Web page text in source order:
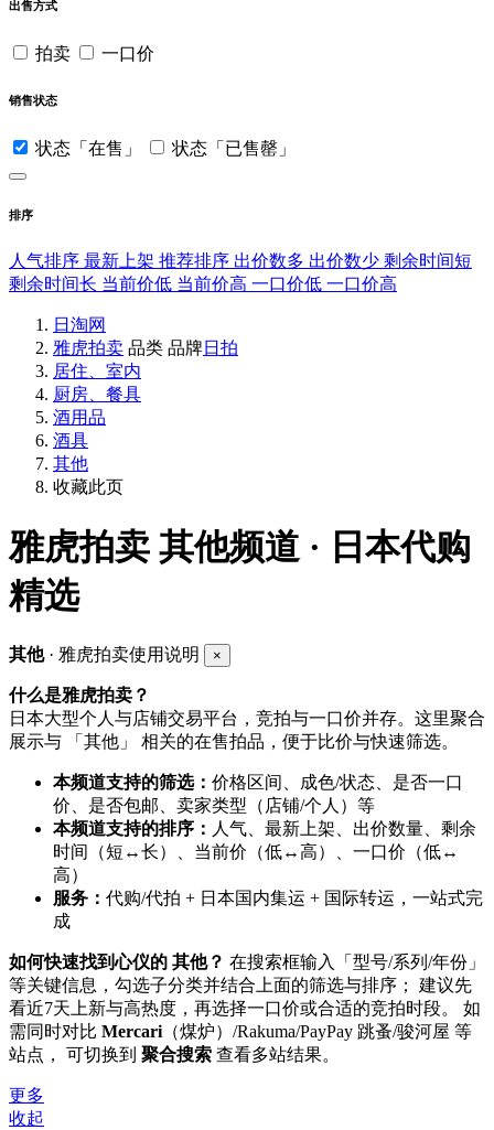
出售方式
拍卖 一口价
销售状态
状态「在售」 状态「已售罄」
排序
人气排序 最新上架 推荐排序 出价数多 出价数少 剩余时间短
剩余时间长 当前价低 当前价高 一口价低 一口价高
日淘网
雅虎拍卖 品类 品牌日拍
居住、室内
厨房、餐具
酒用品
酒具
其他
收藏此页
雅虎拍卖 其他频道 · 日本代购
精选
其他· 雅虎拍卖使用说明 ×
什么是雅虎拍卖？
日本大型个人与店铺交易平台，竞拍与一口价并存。这里聚合
展示与 「其他」 相关的在售拍品，便于比价与快速筛选。
本频道支持的筛选： 价格区间、成色/状态、是否一口
价、是否包邮、卖家类型（店铺/个人）等
本频道支持的排序： 人气、最新上架、出价数量、剩余
时间（短↔长）、当前价（低↔高）、一口价（低↔
高）
服务： 代购/代拍 + 日本国内集运 + 国际转运，一站式完
成
如何快速找到心仪的 其他？ 在搜索框输入「型号/系列/年份」
等关键信息，勾选子分类并结合上面的筛选与排序； 建议先
看近7天上新与高热度，再选择一口价或合适的竞拍时段。 如
需同时对比 Mercari （煤炉）/Rakuma/PayPay 跳蚤/骏河屋 等
站点， 可切换到 聚合搜索 查看多站结果。
更多
收起